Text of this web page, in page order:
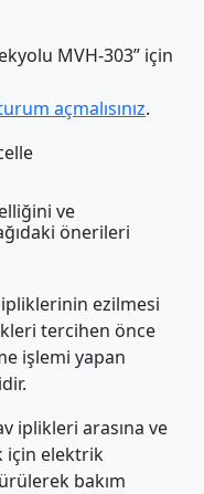
MVH-303” için
açmalısınız.
ve
önerileri
ipliklerinin ezilmesi
tercihen önce
işlemi yapan
iplikleri arasına ve
için elektrik
bakım